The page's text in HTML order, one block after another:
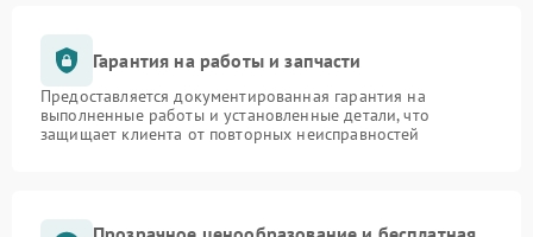
Гарантия на работы и запчасти
Предоставляется документированная гарантия на
выполненные работы и установленные детали, что
защищает клиента от повторных неисправностей